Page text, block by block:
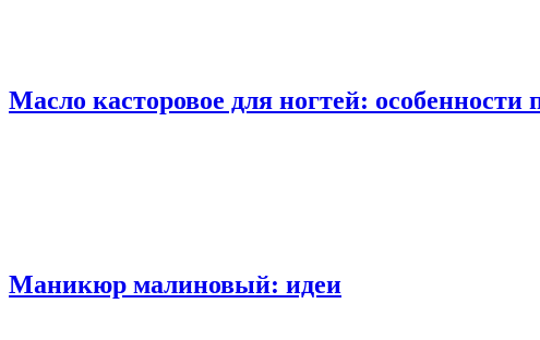
Масло касторовое для ногтей:
Маникюр малиновый: идеи